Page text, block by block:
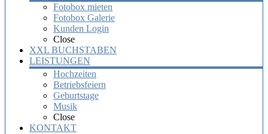
Fotobox mieten
Fotobox Galerie
Kunden Login
Close
XXL BUCHSTABEN
LEISTUNGEN
Hochzeiten
Betriebsfeiern
Geburtstage
Musik
Close
KONTAKT